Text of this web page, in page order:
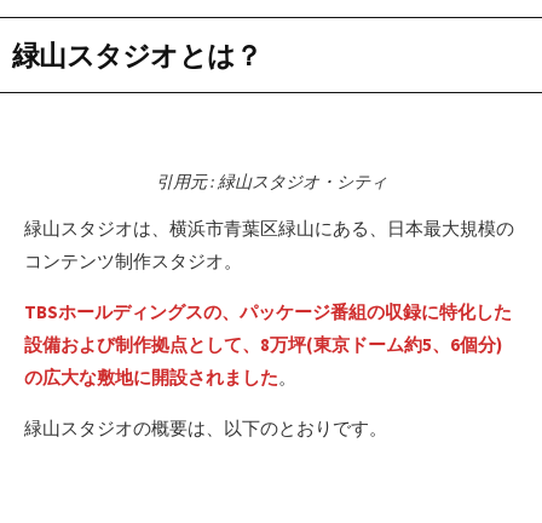
緑山スタジオとは？
引用元 : 緑山スタジオ・シティ
緑山スタジオは、横浜市青葉区緑山にある、日本最大規模の
コンテンツ制作スタジオ。
TBSホールディングスの、パッケージ番組の収録に特化した
設備および制作拠点として、8万坪(東京ドーム約5、6個分)
の広大な敷地に開設されました。
緑山スタジオの概要は、以下のとおりです。